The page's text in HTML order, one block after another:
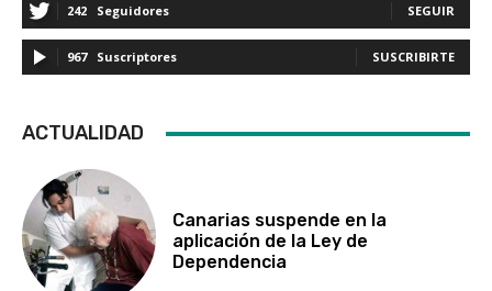
242 Seguidores SEGUIR
967 Suscriptores SUSCRIBIRTE
ACTUALIDAD
Canarias suspende en la
aplicación de la Ley de
Dependencia